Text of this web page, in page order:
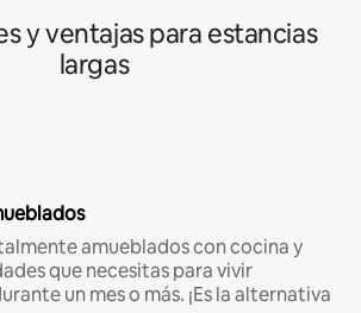
y ventajas para estancias
largas
amueblados con cocina y
que necesitas para vivir
un mes o más. ¡Es la alternativa